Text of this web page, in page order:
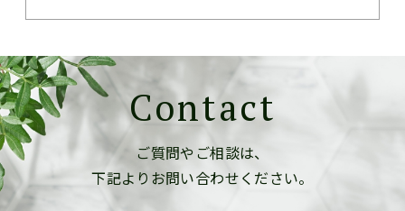
Contact
ご質問やご相談は、
下記よりお問い合わせください。